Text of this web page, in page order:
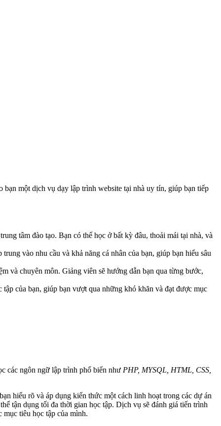
một dịch vụ dạy lập trình website tại nhà uy tín, giúp bạn tiếp
tâm đào tạo. Bạn có thể học ở bất kỳ đâu, thoải mái tại nhà, và
vào nhu cầu và khả năng cá nhân của bạn, giúp bạn hiểu sâu
và chuyên môn. Giảng viên sẽ hướng dẫn bạn qua từng bước,
của bạn, giúp bạn vượt qua những khó khăn và đạt được mục
các ngôn ngữ lập trình phổ biến như PHP, MYSQL, HTML, CSS,
hiểu rõ và áp dụng kiến thức một cách linh hoạt trong các dự án
tận dụng tối đa thời gian học tập. Dịch vụ sẽ đánh giá tiến trình
tiêu học tập của mình.